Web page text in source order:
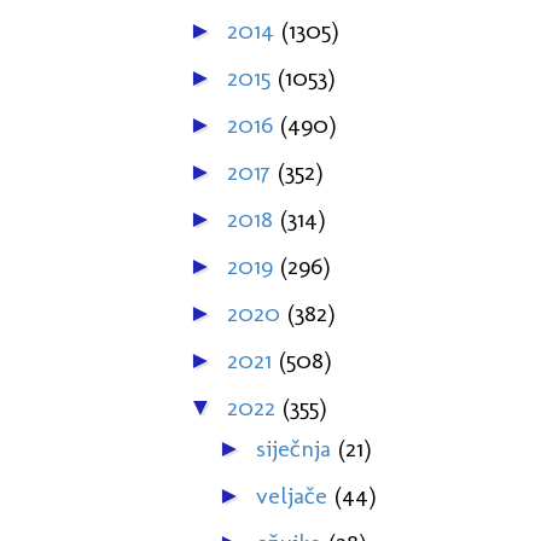
► 2014 (1305)
► 2015 (1053)
► 2016 (490)
► 2017 (352)
► 2018 (314)
► 2019 (296)
► 2020 (382)
► 2021 (508)
▼ 2022 (355)
► siječnja (21)
► veljače (44)